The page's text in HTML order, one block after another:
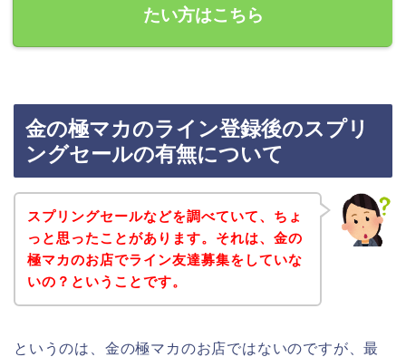
たい方はこちら
金の極マカのライン登録後のスプリ
ングセールの有無について
スプリングセールなどを調べていて、ちょ
っと思ったことがあります。それは、金の
極マカのお店でライン友達募集をしていな
いの？ということです。
というのは、金の極マカのお店ではないのですが、最